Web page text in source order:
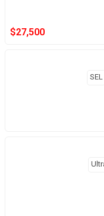
$27,500
SEL